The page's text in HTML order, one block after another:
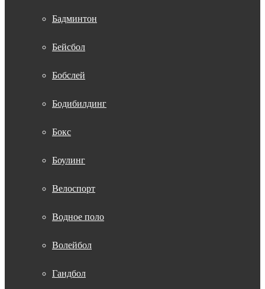
Бадминтон
Бейсбол
Бобслей
Бодибилдинг
Бокс
Боулинг
Велоспорт
Водное поло
Волейбол
Гандбол